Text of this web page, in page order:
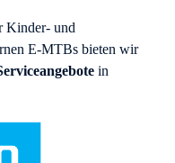
Kinder- und
E-MTBs bieten wir
in